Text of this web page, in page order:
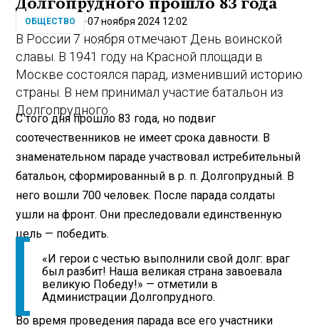
Долгопрудного прошло 83 года
ОБЩЕСТВО 07 ноября 2024 12:02
В России 7 ноября отмечают День воинской
славы. В 1941 году на Красной площади в
Москве состоялся парад, изменивший историю
страны. В нем принимал участие батальон из
Долгопрудного.
С того дня прошло 83 года, но подвиг
соотечественников не имеет срока давности. В
знаменательном параде участвовал истребительный
батальон, сформированный в р. п. Долгопрудный. В
него вошли 700 человек. После парада солдаты
ушли на фронт. Они преследовали единственную
цель — победить.
«И герои с честью выполнили свой долг: враг
был разбит! Наша великая страна завоевала
великую Победу!» — отметили в
Администрации Долгопрудного.
Во время проведения парада все его участники